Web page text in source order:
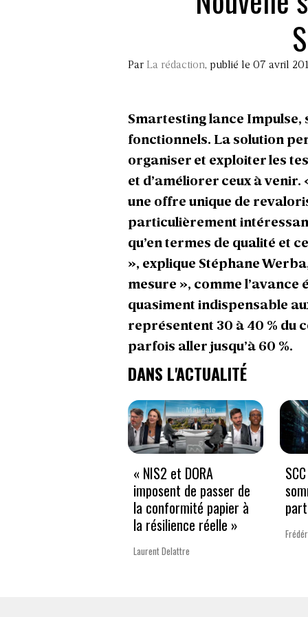
Par La rédaction, publié le 07 avril
Smartesting lance Impulse,
fonctionnels. La solution
organiser et exploiter les
et d’améliorer ceux à venir.
une offre unique de
particulièrement
qu’en termes de qualité et
», explique Stéphane
mesure », comme l’avance
quasiment indispensable
représentent 30 à 40 % du
parfois aller jusqu’à 60 %.
DANS L'ACTUALITÉ
« NIS2 et DORA
imposent de passer de
la conformité papier à
la résilience réelle »
Laurent Delattre